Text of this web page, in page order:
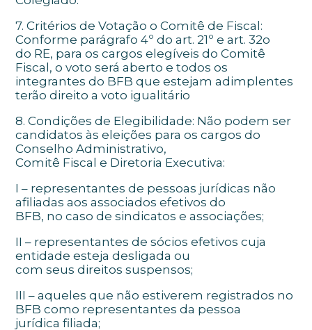
7. Critérios de Votação o Comitê de Fiscal:
Conforme parágrafo 4º do art. 21º e art. 32o
do RE, para os cargos elegíveis do Comitê
Fiscal, o voto será aberto e todos os
integrantes do BFB que estejam adimplentes
terão direito a voto igualitário
8. Condições de Elegibilidade: Não podem ser
candidatos às eleições para os cargos do
Conselho Administrativo,
Comitê Fiscal e Diretoria Executiva:
I – representantes de pessoas jurídicas não
afiliadas aos associados efetivos do
BFB, no caso de sindicatos e associações;
II – representantes de sócios efetivos cuja
entidade esteja desligada ou
com seus direitos suspensos;
III – aqueles que não estiverem registrados no
BFB como representantes da pessoa
jurídica filiada;